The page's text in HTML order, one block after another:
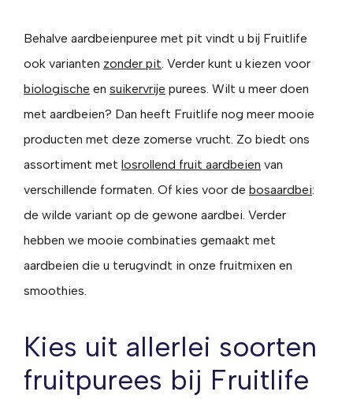
Behalve aardbeienpuree met pit vindt u bij Fruitlife
ook varianten zonder pit . Verder kunt u kiezen voor
biologische en suikervrije purees. Wilt u meer doen
met aardbeien? Dan heeft Fruitlife nog meer mooie
producten met deze zomerse vrucht. Zo biedt ons
assortiment met losrollend fruit aardbeien van
verschillende formaten. Of kies voor de bosaardbei:
de wilde variant op de gewone aardbei. Verder
hebben we mooie combinaties gemaakt met
aardbeien die u terugvindt in onze fruitmixen en
smoothies.
Kies uit allerlei soorten
fruitpurees bij Fruitlife